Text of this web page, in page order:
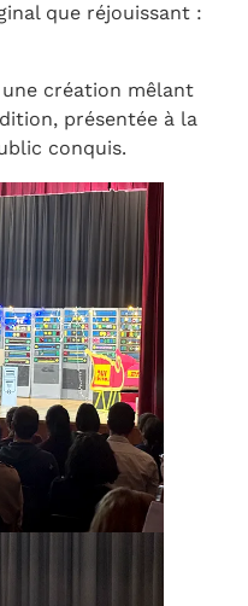
que réjouissant :
création mêlant
présentée à la
conquis.